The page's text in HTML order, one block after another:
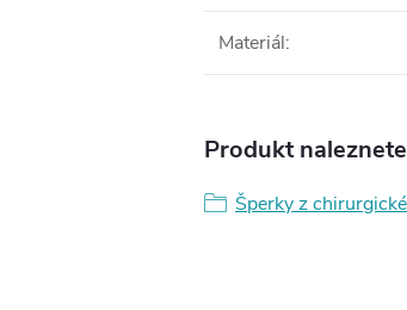
Materiál:
Produkt
Šperky z